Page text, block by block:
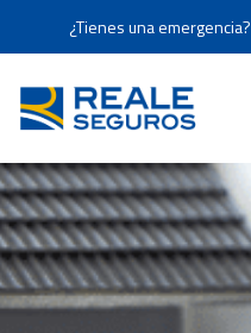
¿Tienes una emergencia?